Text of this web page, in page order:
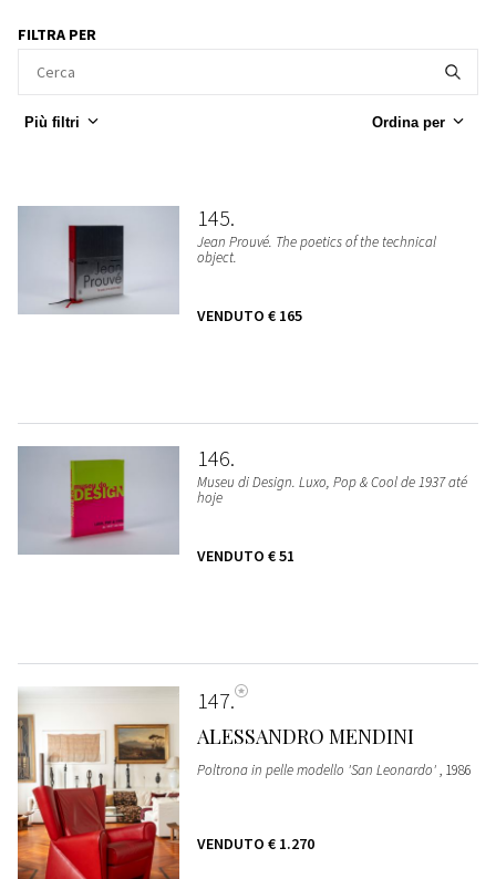
FILTRA PER
Più filtri Ordina per
145
Jean Prouvé. The poetics of the technical
object.
VENDUTO € 165
146
Museu di Design. Luxo, Pop & Cool de 1937 até
hoje
VENDUTO € 51
147
ALESSANDRO MENDINI
Poltrona in pelle modello 'San Leonardo', 1986
VENDUTO € 1.270